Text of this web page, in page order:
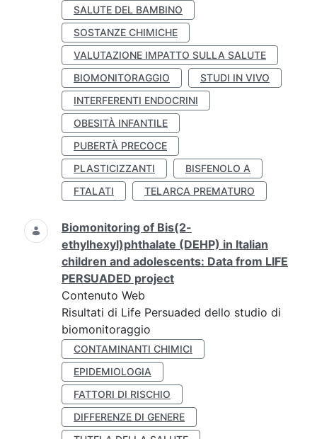
SALUTE DEL BAMBINO
SOSTANZE CHIMICHE
VALUTAZIONE IMPATTO SULLA SALUTE
BIOMONITORAGGIO
STUDI IN VIVO
INTERFERENTI ENDOCRINI
OBESITÀ INFANTILE
PUBERTÀ PRECOCE
PLASTICIZZANTI
BISFENOLO A
FTALATI
TELARCA PREMATURO
Biomonitoring of Bis(2-
ethylhexyl)phthalate (DEHP) in Italian
children and adolescents: Data from LIFE
PERSUADED project
Contenuto Web
Risultati di Life Persuaded dello studio di
biomonitoraggio
CONTAMINANTI CHIMICI
EPIDEMIOLOGIA
FATTORI DI RISCHIO
DIFFERENZE DI GENERE